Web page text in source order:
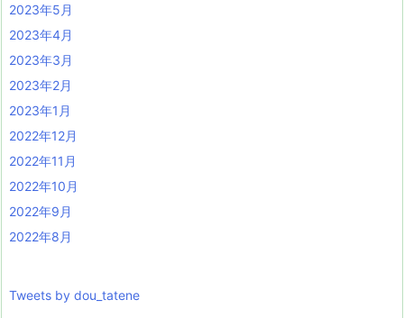
2023年5月
2023年4月
2023年3月
2023年2月
2023年1月
2022年12月
2022年11月
2022年10月
2022年9月
2022年8月
Tweets by dou_tatene